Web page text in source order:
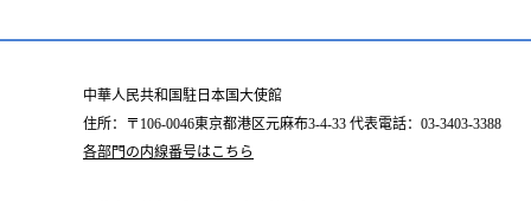
中華人民共和国駐日本国大使館
住所：〒106-0046東京都港区元麻布3-4-33 代表電話：03-3403-3388
各部門の内線番号はこちら